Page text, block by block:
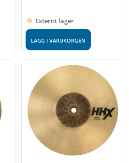
Externt lager
LÄGG I VARUKORGEN